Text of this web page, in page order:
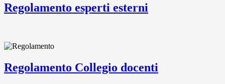
Regolamento esperti esterni
Regolamento Collegio docenti